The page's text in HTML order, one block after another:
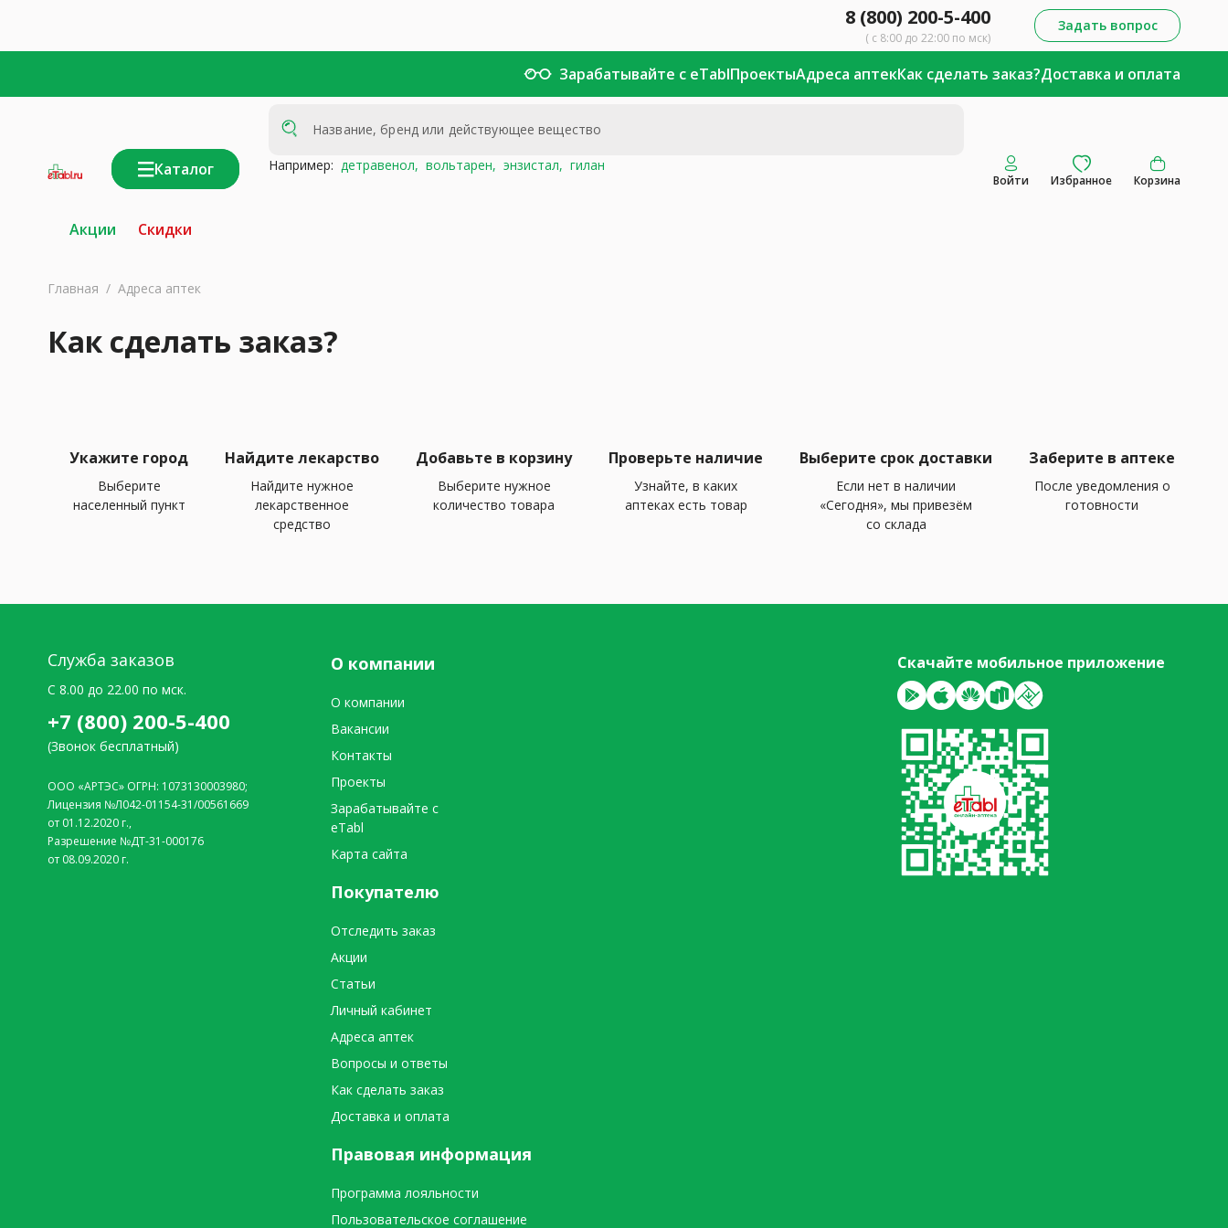
8 (800) 200-5-400
( с 8:00 до 22:00 по мск)
Задать вопрос
Зарабатывайте с eTablПроектыАдреса аптекКак сделать заказ?Доставка и оплата
Каталог Например: детравенол, вольтарен, энзистал, гилан
Войти Избранное Корзина
Акции Скидки
Главная / Адреса аптек
Как сделать заказ?
Укажите город
Выберите
населенный пункт
Найдите лекарство
Найдите нужное
лекарственное
средство
Добавьте в корзину
Выберите нужное
количество товара
Проверьте наличие
Узнайте, в каких
аптеках есть товар
Выберите срок доставки
Если нет в наличии
«Сегодня», мы привезём
со склада
Заберите в аптеке
После уведомления о
готовности
Служба заказов
C 8.00 до 22.00 по мск.
+7 (800) 200-5-400
(Звонок бесплатный)
ООО «АРТЭС» ОГРН: 1073130003980;
Лицензия №Л042-01154-31/00561669
от 01.12.2020 г.,
Разрешение №ДТ-31-000176
от 08.09.2020 г.
О компании
О компании
Вакансии
Контакты
Проекты
Зарабатывайте с
eTabl
Карта сайта
Покупателю
Отследить заказ
Акции
Статьи
Личный кабинет
Адреса аптек
Вопросы и ответы
Как сделать заказ
Доставка и оплата
Правовая информация
Программа лояльности
Пользовательское соглашение
Скачайте мобильное приложение